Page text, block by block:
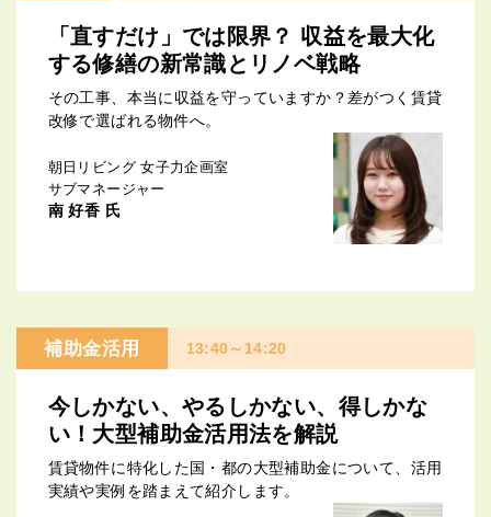
「直すだけ」では限界？ 収益を最大化
する修繕の新常識とリノベ戦略
その工事、本当に収益を守っていますか？差がつく賃貸
改修で選ばれる物件へ。
朝日リビング 女子力企画室
サブマネージャー
南 好香 氏
補助金活用 13:40～14:20
今しかない、やるしかない、得しかな
い！大型補助金活用法を解説
賃貸物件に特化した国・都の大型補助金について、活用
実績や実例を踏まえて紹介します。